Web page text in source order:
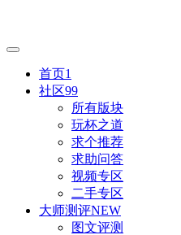
首页1
社区99
所有版块
玩杯之道
求个推荐
求助问答
视频专区
二手专区
大师测评NEW
图文评测